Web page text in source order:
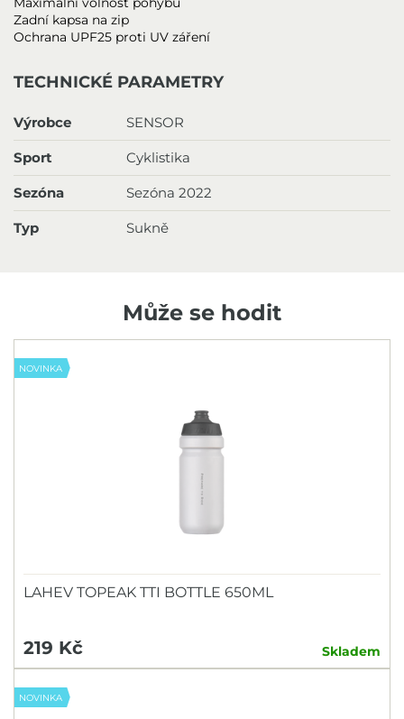
Zadní kapsa na zip
Ochrana UPF25 proti UV záření
TECHNICKÉ PARAMETRY
Výrobce SENSOR
Sport Cyklistika
Sezóna Sezóna 2022
Typ Sukně
Může se hodit
NOVINKA
LAHEV TOPEAK TTI BOTTLE 650ML
219 Kč Skladem
NOVINKA